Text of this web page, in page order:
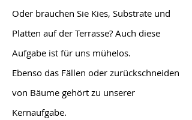
Oder brauchen Sie Kies, Substrate und
Platten auf der Terrasse? Auch diese
Aufgabe ist für uns mühelos.
Ebenso das Fällen oder zurückschneiden
von Bäume gehört zu unserer
Kernaufgabe.